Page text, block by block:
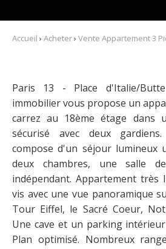
Accueil › Acheter› Vente Appartement 3
Paris 13 - Place d'Italie/
immobilier vous propose un
carrez au 18ème étage dans
sécurisé avec deux
compose d'un séjour lumineux
deux chambres, une salle
indépendant. Appartement très
vis avec une vue panoramique
Tour Eiffel, le Sacré Coeur,
Une cave et un parking
Plan optimisé. Nombreux